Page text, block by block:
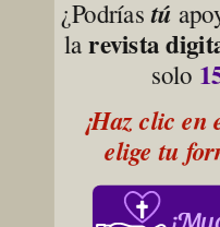
¿Podrías tú
la revista
solo
¡Haz clic en
elige tu